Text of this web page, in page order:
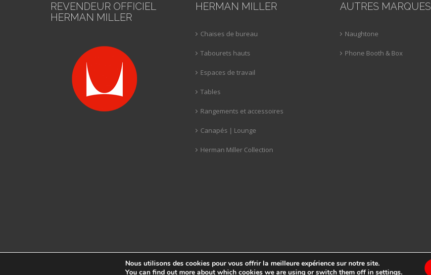
REVENDEUR OFFICIEL
HERMAN MILLER
HERMAN MILLER
Chaises de bureau
Tabourets hauts
Espaces de travail
Tables
Rangements et accessoires
Canapés | Lounge
Herman Miller Collection
AUTRES MARQUES
Naughtone
Phone Booth & Box
COPYRIGHT 2026 ALL RIGHTS RESERVED. DESIGNED BY 1POINTCTOUT.COM.
Nous utilisons des cookies pour vous offrir la meilleure expérience sur notre site.
You can find out more about which cookies we are using or switch them off insettings.